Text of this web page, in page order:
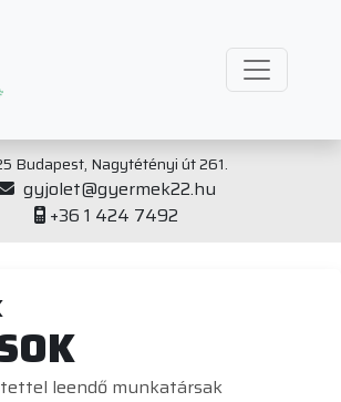
Budapest, Nagytétényi út 261.
gyjolet@gyermek22.hu
+36 1 424 7492
leendő munkatársak